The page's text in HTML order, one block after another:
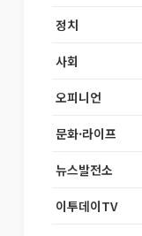
정치
사회
오피니언
문화·라이프
뉴스발전소
이투데이TV